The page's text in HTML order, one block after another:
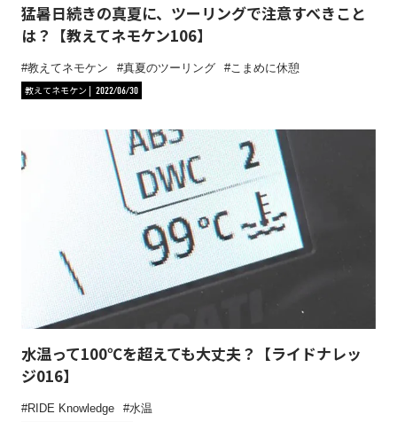
猛暑日続きの真夏に、ツーリングで注意すべきこと
は？【教えてネモケン106】
教えてネモケン 真夏のツーリング
こまめに休憩
教えてネモケン
2022/06/30
水温って100℃を超えても大丈夫？【ライドナレッ
ジ016】
RIDE Knowledge
水温